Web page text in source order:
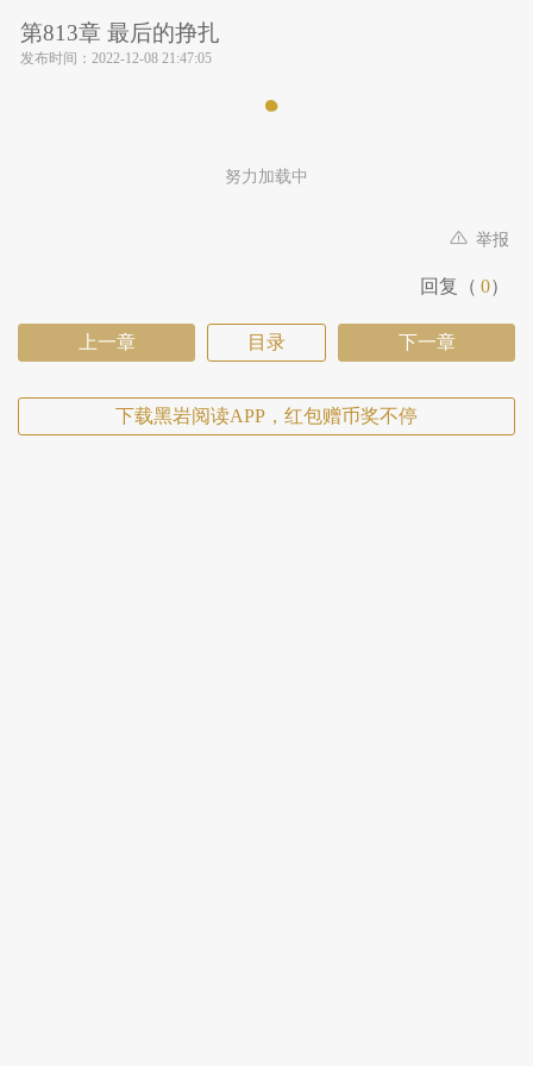
第813章 最后的挣扎
发布时间： 2022-12-08 21:47:05
努力加载中
举报
回复（ 0）
上一章 目录 下一章
下载黑岩阅读APP，红包赠币奖不停